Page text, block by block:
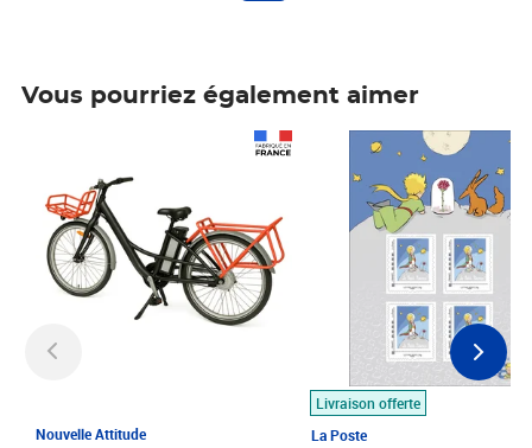
Vous pourriez également aimer
Nouvelle Attitude
Livraison offerte
La Poste
Prix 7,50€